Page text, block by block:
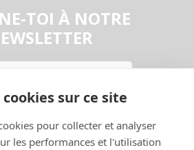
TOI À NOTRE
vous acceptez la
S'abonner
sur ce site
pour collecter et analyser
les performances et l'utilisation